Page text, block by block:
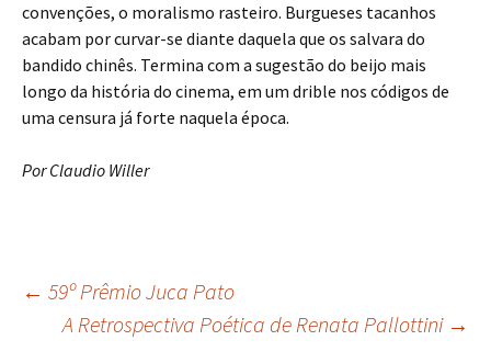
convenções, o moralismo rasteiro. Burgueses tacanhos
acabam por curvar-se diante daquela que os salvara do
bandido chinês. Termina com a sugestão do beijo mais
longo da história do cinema, em um drible nos códigos de
uma censura já forte naquela época.
Por Claudio Willer
Navegação
← 59º Prêmio Juca Pato
A Retrospectiva Poética de Renata Pallottini →